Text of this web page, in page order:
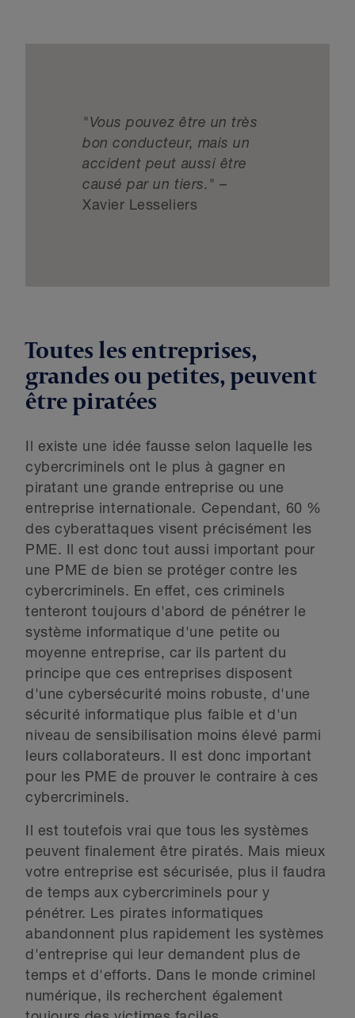
"Vous pouvez être un très
bon conducteur, mais un
accident peut aussi être
causé par un tiers."–
Xavier Lesseliers
Toutes les entreprises,
grandes ou petites, peuvent
être piratées
Il existe une idée fausse selon laquelle les
cybercriminels ont le plus à gagner en
piratant une grande entreprise ou une
entreprise internationale. Cependant, 60 %
des cyberattaques visent précisément les
PME. Il est donc tout aussi important pour
une PME de bien se protéger contre les
cybercriminels. En effet, ces criminels
tenteront toujours d'abord de pénétrer le
système informatique d'une petite ou
moyenne entreprise, car ils partent du
principe que ces entreprises disposent
d'une cybersécurité moins robuste, d'une
sécurité informatique plus faible et d'un
niveau de sensibilisation moins élevé parmi
leurs collaborateurs. Il est donc important
pour les PME de prouver le contraire à ces
cybercriminels.
Il est toutefois vrai que tous les systèmes
peuvent finalement être piratés. Mais mieux
votre entreprise est sécurisée, plus il faudra
de temps aux cybercriminels pour y
pénétrer. Les pirates informatiques
abandonnent plus rapidement les systèmes
d'entreprise qui leur demandent plus de
temps et d'efforts. Dans le monde criminel
numérique, ils recherchent également